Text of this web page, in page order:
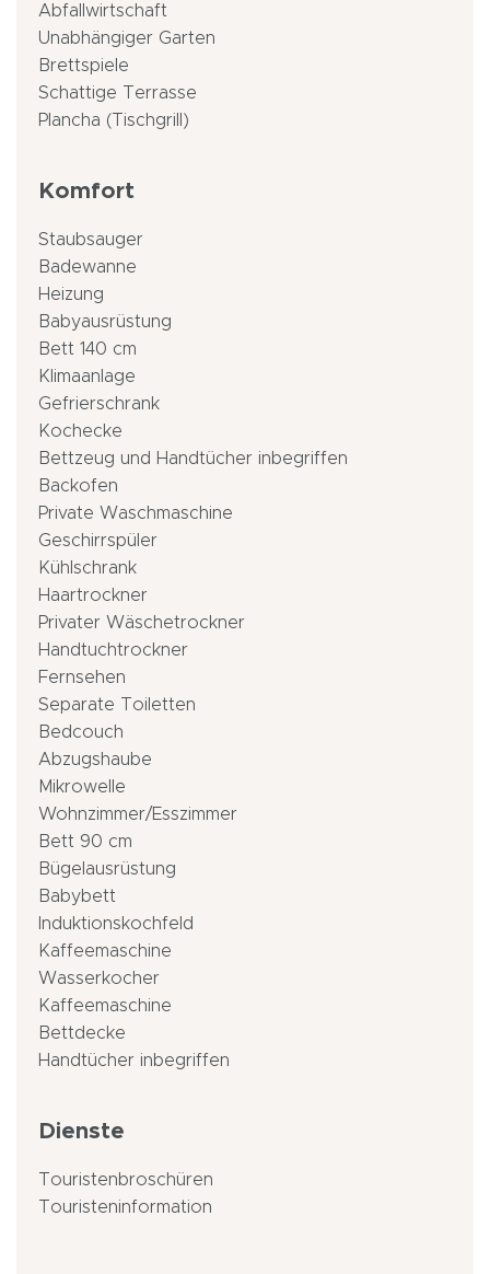
Abfallwirtschaft
Unabhängiger Garten
Brettspiele
Schattige Terrasse
Plancha (Tischgrill)
Komfort
Staubsauger
Badewanne
Heizung
Babyausrüstung
Bett 140 cm
Klimaanlage
Gefrierschrank
Kochecke
Bettzeug und Handtücher inbegriffen
Backofen
Private Waschmaschine
Geschirrspüler
Kühlschrank
Haartrockner
Privater Wäschetrockner
Handtuchtrockner
Fernsehen
Separate Toiletten
Bedcouch
Abzugshaube
Mikrowelle
Wohnzimmer/Esszimmer
Bett 90 cm
Bügelausrüstung
Babybett
Induktionskochfeld
Kaffeemaschine
Wasserkocher
Kaffeemaschine
Bettdecke
Handtücher inbegriffen
Dienste
Touristenbroschüren
Touristeninformation